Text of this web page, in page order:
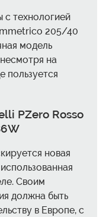
с технологией
205/40
модель
на
пользуется
PZero Rosso
новая
Своим
должна быть
в Европе, с